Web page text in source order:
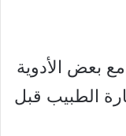
بعض الأدوية
الطبيب قبل